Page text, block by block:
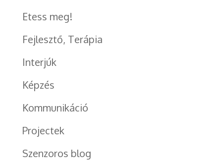
Etess meg!
Fejlesztő, Terápia
Interjúk
Képzés
Kommunikáció
Projectek
Szenzoros blog